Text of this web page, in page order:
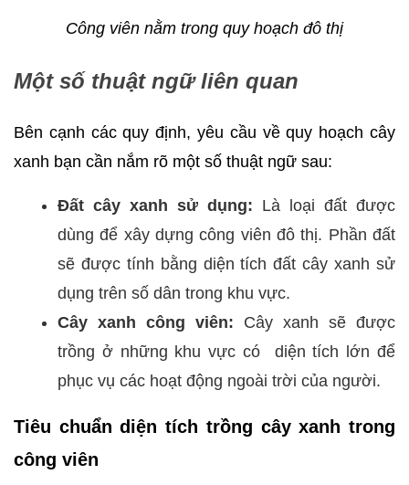
Công viên nằm trong quy hoạch đô thị
Một số thuật ngữ liên quan
Bên cạnh các quy định, yêu cầu về quy hoạch cây
xanh bạn cần nắm rõ một số thuật ngữ sau:
Đất cây xanh sử dụng: Là loại đất được
dùng để xây dựng công viên đô thị. Phần đất
sẽ được tính bằng diện tích đất cây xanh sử
dụng trên số dân trong khu vực.
Cây xanh công viên: Cây xanh sẽ được
trồng ở những khu vực có diện tích lớn để
phục vụ các hoạt động ngoài trời của người.
Tiêu chuẩn diện tích trồng cây xanh trong
công viên